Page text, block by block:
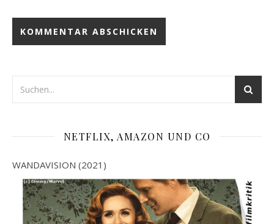
NETFLIX, AMAZON UND CO
WANDAVISION (2021)